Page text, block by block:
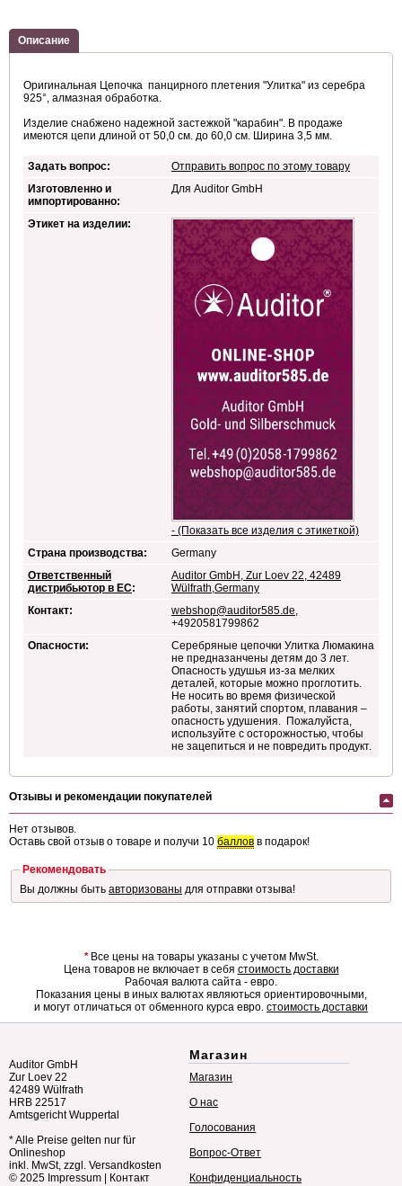
Описание
Оригинальная Цепочка панцирного плетения "Улитка" из серебра
925°, алмазная обработка.
Изделие снабжено надежной застежкой "карабин". В продаже
имеются цепи длиной от 50,0 см. до 60,0 см. Ширина 3,5 мм.
Задать вопрос:
Отправить вопрос по этому товару
Изготовленно и
импортированно:
Для Auditor GmbH
Этикет на изделии:
- (Показать все изделия с этикеткой)
Страна производства:
Germany
Ответственный
дистрибьютор в ЕС:
Auditor GmbH, Zur Loev 22, 42489
Wülfrath,Germany
Контакт:
webshop@auditor585.de,
+4920581799862
Опасности:
Серебряные цепочки Улитка Люмакина
не предназанчены детям до 3 лет.
Опасность удушья из-за мелких
деталей, которые можно проглотить.
Не носить во время физической
работы, занятий спортом, плавания –
опасность удушения. Пожалуйста,
используйте с осторожностью, чтобы
не зацепиться и не повредить продукт.
Отзывы и рекомендации покупателей
Нет отзывов.
Оставь свой отзыв о товаре и получи 10 баллов в подарок!
Рекомендовать
Вы должны быть авторизованы для отправки отзыва!
*Все цены на товары указаны с учетом MwSt.
Цена товаров не включает в себя стоимость доставки
Рабочая валюта сайта - евро.
Показания цены в иных валютах являються ориентировочными,
и могут отличаться от обменного курса евро. стоимость доставки
Auditor GmbH
Zur Loev 22
42489 Wülfrath
HRB 22517
Amtsgericht Wuppertal
* Alle Preise gelten nur für
Onlineshop
inkl. MwSt, zzgl. Versandkosten
© 2025 Impressum Контакт
Магазин
Магазин
О нас
Голосования
Вопрос-Ответ
Конфиденциальность